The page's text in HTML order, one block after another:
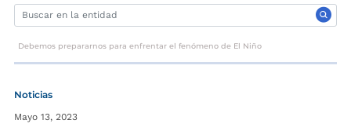
Debemos prepararnos para enfrentar el fenómeno de El Niño
Noticias
Mayo 13, 2023